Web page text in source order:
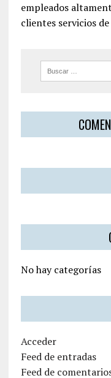
empleados
clientes servicios
No hay categorías
Acceder
Feed de entradas
Feed de